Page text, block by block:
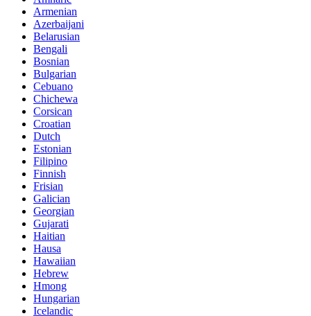
Armenian
Azerbaijani
Belarusian
Bengali
Bosnian
Bulgarian
Cebuano
Chichewa
Corsican
Croatian
Dutch
Estonian
Filipino
Finnish
Frisian
Galician
Georgian
Gujarati
Haitian
Hausa
Hawaiian
Hebrew
Hmong
Hungarian
Icelandic